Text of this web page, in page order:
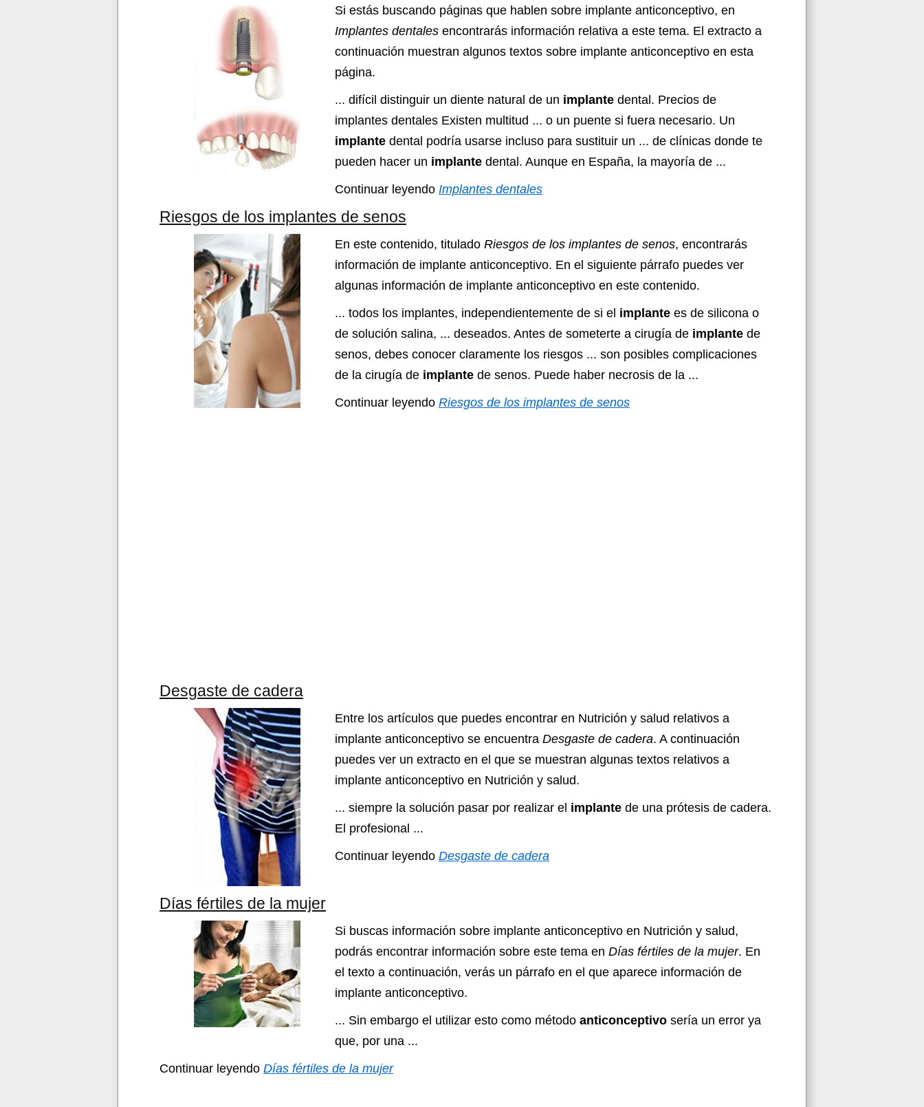
Si estás buscando páginas que hablen sobre implante anticonceptivo, en
Implantes dentales encontrarás información relativa a este tema. El extracto a
continuación muestran algunos textos sobre implante anticonceptivo en esta
página.
... difícil distinguir un diente natural de un implante dental. Precios de
implantes dentales Existen multitud ... o un puente si fuera necesario. Un
implante dental podría usarse incluso para sustituir un ... de clínicas donde te
pueden hacer un implante dental. Aunque en España, la mayoría de ...
Continuar leyendo Implantes dentales
Riesgos de los implantes de senos
En este contenido, titulado Riesgos de los implantes de senos, encontrarás
información de implante anticonceptivo. En el siguiente párrafo puedes ver
algunas información de implante anticonceptivo en este contenido.
... todos los implantes, independientemente de si el implante es de silicona o
de solución salina, ... deseados. Antes de someterte a cirugía de implante de
senos, debes conocer claramente los riesgos ... son posibles complicaciones
de la cirugía de implante de senos. Puede haber necrosis de la ...
Continuar leyendo Riesgos de los implantes de senos
Desgaste de cadera
Entre los artículos que puedes encontrar en Nutrición y salud relativos a
implante anticonceptivo se encuentra Desgaste de cadera. A continuación
puedes ver un extracto en el que se muestran algunas textos relativos a
implante anticonceptivo en Nutrición y salud.
... siempre la solución pasar por realizar el implante de una prótesis de cadera.
El profesional ...
Continuar leyendo Desgaste de cadera
Días fértiles de la mujer
Si buscas información sobre implante anticonceptivo en Nutrición y salud,
podrás encontrar información sobre este tema en Días fértiles de la mujer. En
el texto a continuación, verás un párrafo en el que aparece información de
implante anticonceptivo.
... Sin embargo el utilizar esto como método anticonceptivo sería un error ya
que, por una ...
Continuar leyendo Días fértiles de la mujer